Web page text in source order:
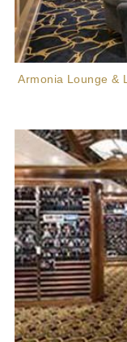
Armonia Lounge &